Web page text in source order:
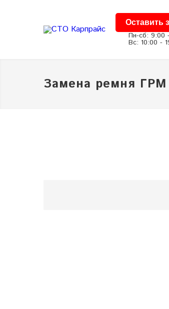
Оставить
Пн-сб: 9:00
Вс: 10:00 -
Замена ремня ГРМ